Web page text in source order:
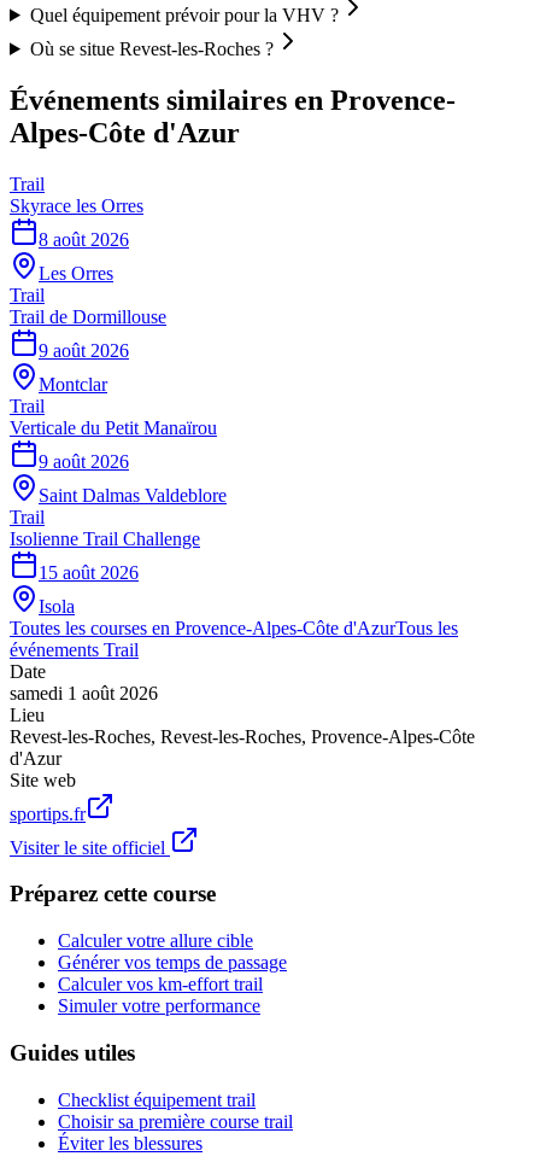
Quel équipement prévoir pour la VHV ?
Où se situe Revest-les-Roches ?
Événements similaires en Provence-
Alpes-Côte d'Azur
Trail
Skyrace les Orres
8 août 2026
Les Orres
Trail
Trail de Dormillouse
9 août 2026
Montclar
Trail
Verticale du Petit Manaïrou
9 août 2026
Saint Dalmas Valdeblore
Trail
Isolienne Trail Challenge
15 août 2026
Isola
Toutes les courses en Provence-Alpes-Côte d'AzurTous les
événements Trail
Date
samedi 1 août 2026
Lieu
Revest-les-Roches, Revest-les-Roches, Provence-Alpes-Côte
d'Azur
Site web
sportips.fr
Visiter le site officiel
Préparez cette course
Calculer votre allure cible
Générer vos temps de passage
Calculer vos km-effort trail
Simuler votre performance
Guides utiles
Checklist équipement trail
Choisir sa première course trail
Éviter les blessures